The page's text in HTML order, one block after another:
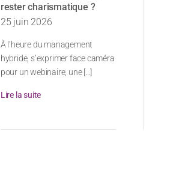
rester charismatique ?
25 juin 2026
À l’heure du management
hybride, s’exprimer face caméra
pour un webinaire, une [...]
Lire la suite